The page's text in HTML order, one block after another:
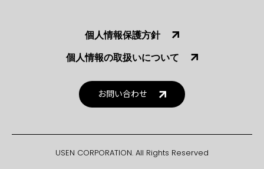
個人情報保護方針
個人情報の取扱いについて
お問い合わせ
USEN CORPORATION. All Rights Reserved